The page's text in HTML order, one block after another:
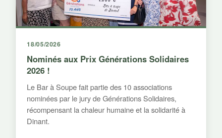
18/05/2026
Nominés aux Prix Générations Solidaires
2026 !
Le Bar à Soupe fait partie des 10 associations
nominées par le jury de Générations Solidaires,
récompensant la chaleur humaine et la solidarité à
Dinant.